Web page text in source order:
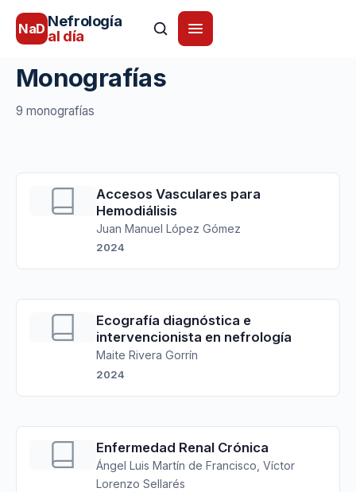
NaD Nefrología
al día
Monografías
9 monografías
Accesos Vasculares para
Hemodiálisis
Juan Manuel López Gómez
2024
Ecografía diagnóstica e
intervencionista en nefrología
Maite Rivera Gorrín
2024
Enfermedad Renal Crónica
Ángel Luis Martín de Francisco, Víctor
Lorenzo Sellarés